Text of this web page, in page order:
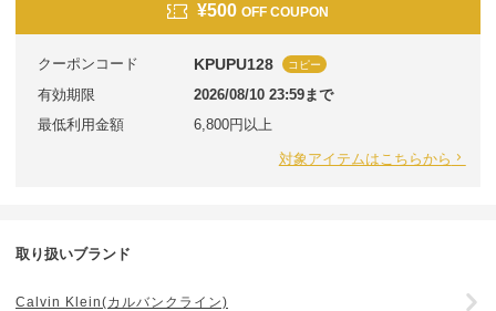
¥500 OFF COUPON
クーポンコード KPUPU128 コピー
有効期限
2026/08/10 23:59まで
最低利用金額
6,800円以上
対象アイテムはこちらから
取り扱いブランド
Calvin Klein(カルバンクライン)